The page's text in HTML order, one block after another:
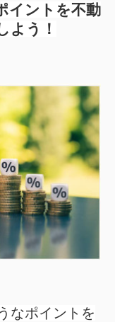
イントを不動
よう！
なポイントを